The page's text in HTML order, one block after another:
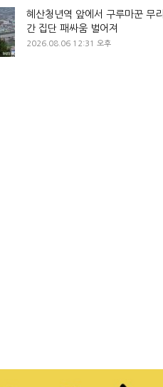
혜산청년역 앞에서 구루마꾼 무리
간 집단 패싸움 벌어져
2026.08.06 12:31 오후